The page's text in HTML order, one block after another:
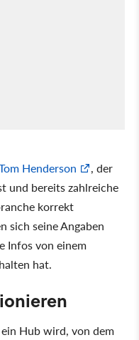
Henderson
, der
und bereits zahlreiche
korrekt
sich seine Angaben
Infos von einem
hat.
Hub wird, von dem